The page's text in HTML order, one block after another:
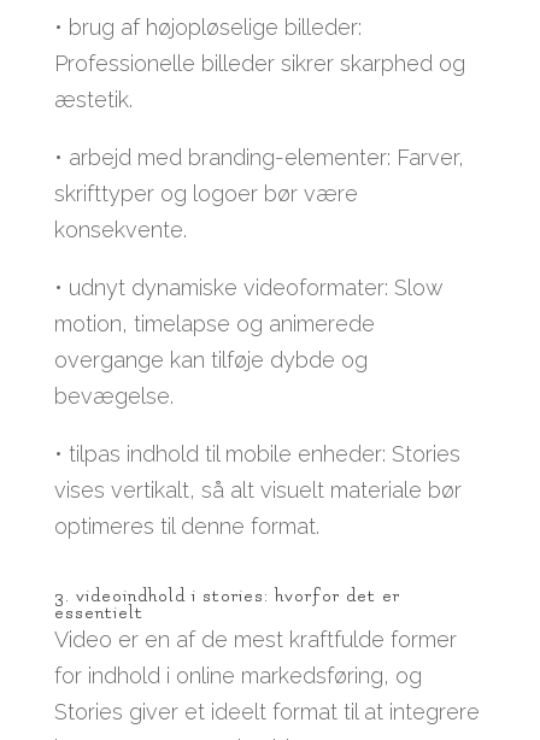
• brug af højopløselige billeder:
Professionelle billeder sikrer skarphed og
æstetik.
• arbejd med branding-elementer: Farver,
skrifttyper og logoer bør være
konsekvente.
• udnyt dynamiske videoformater: Slow
motion, timelapse og animerede
overgange kan tilføje dybde og
bevægelse.
• tilpas indhold til mobile enheder: Stories
vises vertikalt, så alt visuelt materiale bør
optimeres til denne format.
3. videoindhold i stories: hvorfor det er
essentielt
Video er en af de mest kraftfulde former
for indhold i online markedsføring, og
Stories giver et ideelt format til at integrere